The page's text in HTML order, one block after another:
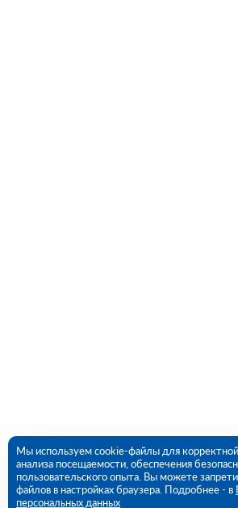
Мы используем cookie-файлы для корректной
анализа посещаемости, обеспечения
пользовательского опыта. Вы можете
файлов в настройках браузера. Подробнее - в
персональных данных